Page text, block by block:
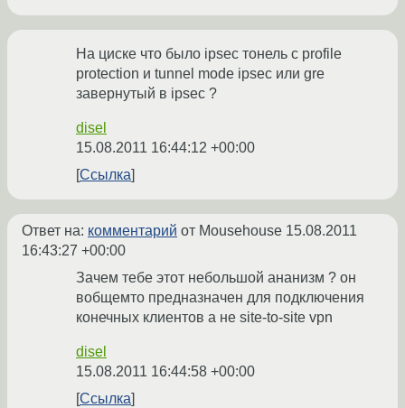
На циске что было ipsec тонель с profile
protection и tunnel mode ipsec или gre
завернутый в ipsec ?
disel
15.08.2011 16:44:12 +00:00
Ссылка
Ответ на: комментарий от Mousehouse 15.08.2011
16:43:27 +00:00
Зачем тебе этот небольшой ананизм ? он
вобщемто предназначен для подключения
конечных клиентов а не site-to-site vpn
disel
15.08.2011 16:44:58 +00:00
Ссылка